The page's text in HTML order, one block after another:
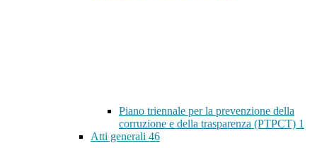
Piano triennale per la prevenzione della
corruzione e della trasparenza (PTPCT) 1
Atti generali 46